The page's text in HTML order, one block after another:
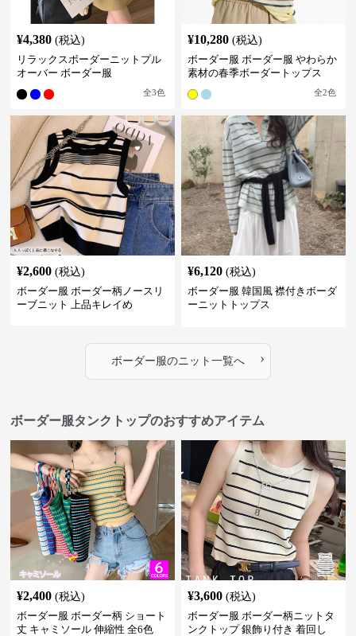
¥4,380 (税込)
リラックスボーダーニットプル
オーバー ボーダー服
全3色
¥10,280 (税込)
ボーダー服 ボーダー服 やわらか
素材の春季ボーダートップス
全2色
¥2,600 (税込)
ボーダー服 ボーダー柄ノースリ
ーブニット 上品キレイめ
¥6,120 (税込)
ボーダー服 韓国風 襟付きボーダ
ーニットトップス
ボーダー服のニット 一覧へ ›
ボーダー服タンクトップのおすすめアイテム
¥2,400 (税込)
ボーダー服 ボーダー柄 ショート
丈 キャミソール 伸縮性 全6色
¥3,600 (税込)
ボーダー服 ボーダー柄ニットタ
ンクトップ 銀飾り付き 着回し